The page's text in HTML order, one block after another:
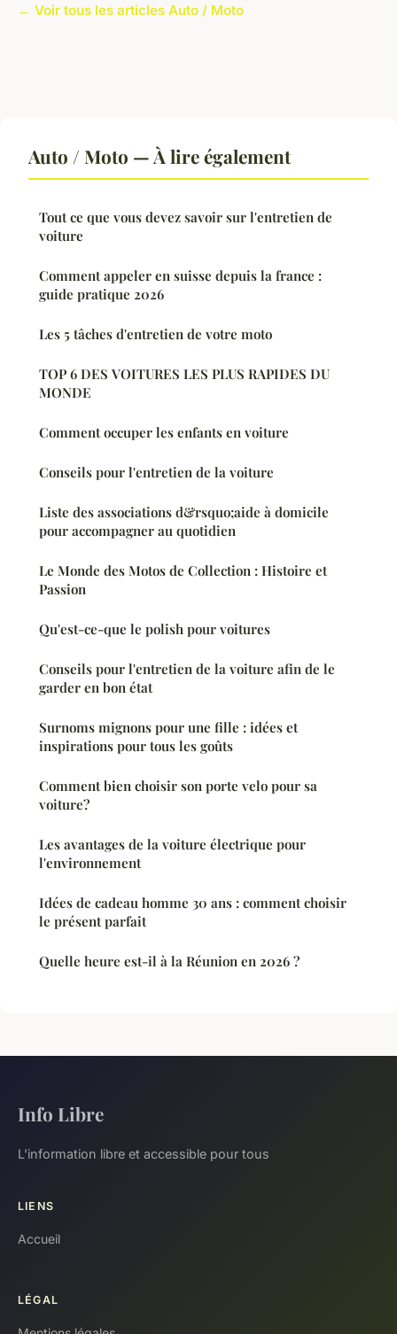
← Voir tous les articles Auto / Moto
Auto / Moto — À lire également
Tout ce que vous devez savoir sur l'entretien de
voiture
Comment appeler en suisse depuis la france :
guide pratique 2026
Les 5 tâches d'entretien de votre moto
TOP 6 DES VOITURES LES PLUS RAPIDES DU
MONDE
Comment occuper les enfants en voiture
Conseils pour l'entretien de la voiture
Liste des associations d&rsquo;aide à domicile
pour accompagner au quotidien
Le Monde des Motos de Collection : Histoire et
Passion
Qu'est-ce-que le polish pour voitures
Conseils pour l'entretien de la voiture afin de le
garder en bon état
Surnoms mignons pour une fille : idées et
inspirations pour tous les goûts
Comment bien choisir son porte velo pour sa
voiture?
Les avantages de la voiture électrique pour
l'environnement
Idées de cadeau homme 30 ans : comment choisir
le présent parfait
Quelle heure est-il à la Réunion en 2026 ?
Info Libre
L'information libre et accessible pour tous
LIENS
Accueil
LÉGAL